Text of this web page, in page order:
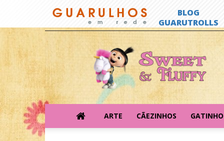
Sweet
&
Fluffy
ARTE CÃEZINHOS